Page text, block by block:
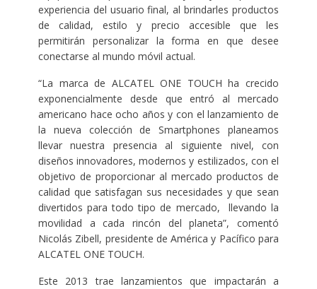
experiencia del usuario final, al brindarles productos
de calidad, estilo y precio accesible que les
permitirán personalizar la forma en que desee
conectarse al mundo móvil actual.
“La marca de ALCATEL ONE TOUCH ha crecido
exponencialmente desde que entró al mercado
americano hace ocho años y con el lanzamiento de
la nueva colección de Smartphones planeamos
llevar nuestra presencia al siguiente nivel, con
diseños innovadores, modernos y estilizados, con el
objetivo de proporcionar al mercado productos de
calidad que satisfagan sus necesidades y que sean
divertidos para todo tipo de mercado, llevando la
movilidad a cada rincón del planeta”, comentó
Nicolás Zibell, presidente de América y Pacífico para
ALCATEL ONE TOUCH.
Este 2013 trae lanzamientos que impactarán a